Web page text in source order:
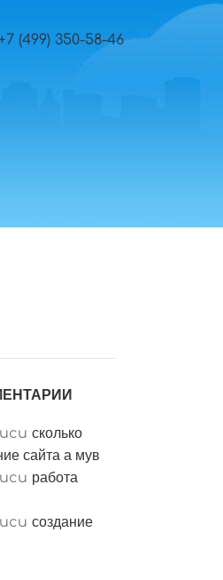
(499) 350-58-46
сколько
сайта а мув
работа
создание